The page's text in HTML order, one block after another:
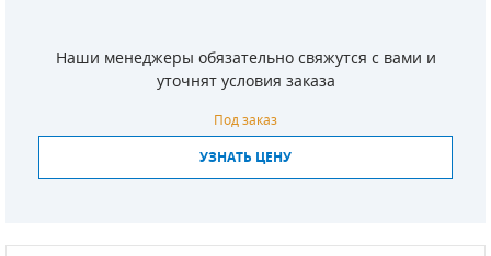
Наши менеджеры обязательно свяжутся с вами и
уточнят условия заказа
Под заказ
УЗНАТЬ ЦЕНУ
ФИЛЬТРОВ
ДИЗЕЛЬНЫЕ ДВИГАТЕЛИ